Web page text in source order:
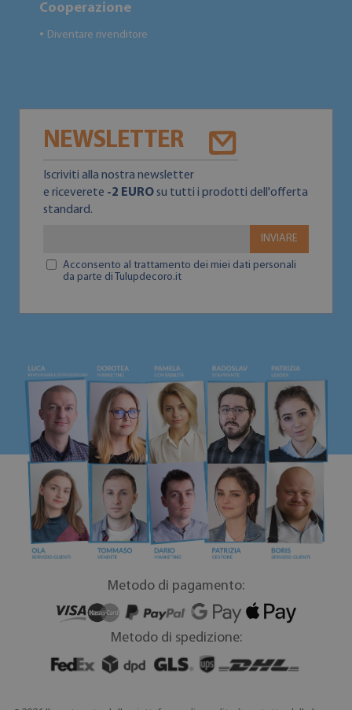
Cooperazione
● Diventare rivenditore
NEWSLETTER
Iscriviti alla nostra newsletter
e riceverete -2 EUROsu tutti i prodotti dell'offerta
standard.
INVIARE
Acconsento al trattamento dei miei dati personali
da parte di Tulupdecoro.it
Metodo di pagamento:
Metodo di spedizione: